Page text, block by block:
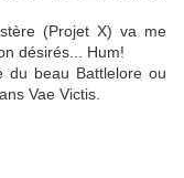
(Projet X) va me
désirés... Hum!
du beau Battlelore ou
Vae Victis.